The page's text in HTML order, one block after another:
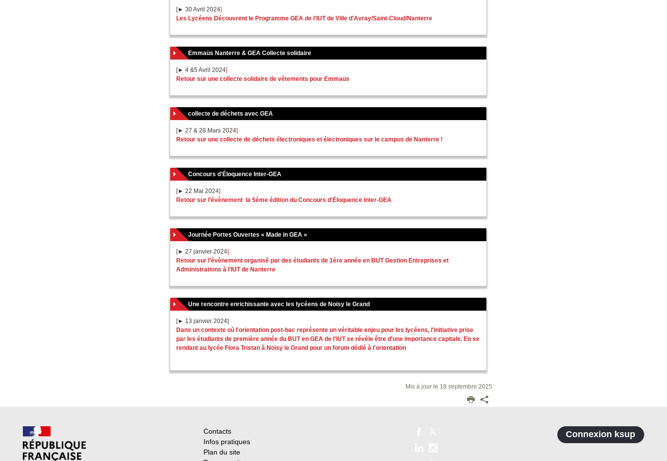
[► 30 Avril 2024]
Les Lycéens Découvrent le Programme GEA de l'IUT de Ville d'Avray/Saint-Cloud/Nanterre
Emmaüs Nanterre & GEA Collecte solidaire
[► 4 &5 Avril 2024]
Retour sur une collecte solidaire de vêtements pour Emmaüs
collecte de déchets avec GEA
[► 27 & 28 Mars 2024]
Retour sur une collecte de déchets électroniques et électroniques sur le campus de Nanterre !
Concours d'Éloquence Inter-GEA
[► 22 Mai 2024]
Retour sur l’évènement la 5ème édition du Concours d'Éloquence Inter-GEA
Journée Portes Ouvertes « Made in GEA »
[► 27 janvier 2024]
Retour sur l’évènement organisé par des étudiants de 1ère année en BUT Gestion Entreprises et
Administrations à l’IUT de Nanterre
Une rencontre enrichissante avec les lycéens de Noisy le Grand
[► 13 janvier 2024]
Dans un contexte où l'orientation post-bac représente un véritable enjeu pour les lycéens, l'initiative prise
par les étudiants de première année du BUT en GEA de l'IUT se révèle être d'une importance capitale. En se
rendant au lycée Flora Tristan à Noisy le Grand pour un forum dédié à l'orientation
Mis à jour le 18 septembre 2025
Contacts
Infos pratiques
Plan du site
Connexion ksup